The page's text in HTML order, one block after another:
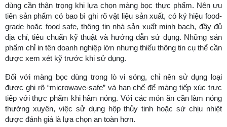
dùng cần thận trọng khi lựa chọn màng bọc thực phẩm. Nên ưu
tiên sản phẩm có bao bì ghi rõ vật liệu sản xuất, có ký hiệu food-
grade hoặc food safe, thông tin nhà sản xuất minh bạch, đầy đủ
địa chỉ, tiêu chuẩn kỹ thuật và hướng dẫn sử dụng. Những sản
phẩm chỉ in tên doanh nghiệp lớn nhưng thiếu thông tin cụ thể cần
được xem xét kỹ trước khi sử dụng.
Đối với màng bọc dùng trong lò vi sóng, chỉ nên sử dụng loại
được ghi rõ “microwave-safe” và hạn chế để màng tiếp xúc trực
tiếp với thực phẩm khi hâm nóng. Với các món ăn cần làm nóng
thường xuyên, việc sử dụng hộp thủy tinh hoặc sứ chịu nhiệt
được đánh giá là lựa chọn an toàn hơn.